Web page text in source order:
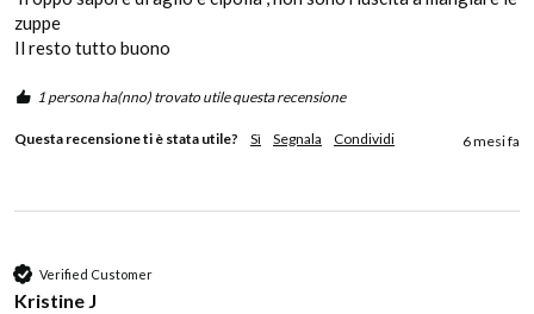
zuppe
Il resto tutto buono
1 persona ha(nno) trovato utile questa recensione
Questa recensione ti è stata utile? Sì Segnala Condividi 6 mesi fa
Verified Customer
Kristine J